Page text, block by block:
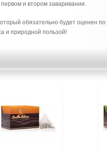
и втором заваривании.
обязательно будет оценен по
и природной пользой!